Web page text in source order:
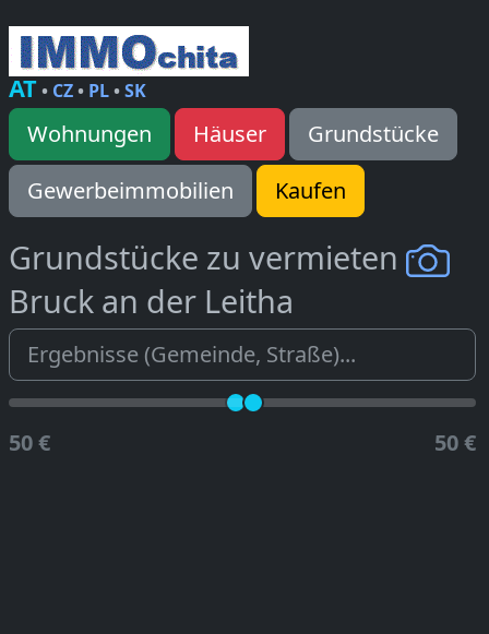
AT• CZ• PL•SK
Wohnungen Häuser
Grundstücke
Gewerbeimmobilien
Kaufen
Grundstücke zu vermieten
Bruck an der Leitha
50 € 50 €